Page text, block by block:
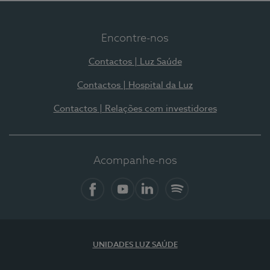
Encontre-nos
Contactos | Luz Saúde
Contactos | Hospital da Luz
Contactos | Relações com investidores
Acompanhe-nos
UNIDADES LUZ SAÚDE